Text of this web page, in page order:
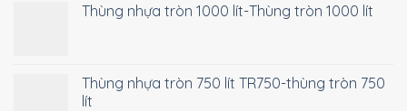
Thùng nhựa tròn 1000 lít-Thùng tròn 1000 lít
Thùng nhựa tròn 750 lít TR750-thùng tròn 750
lít